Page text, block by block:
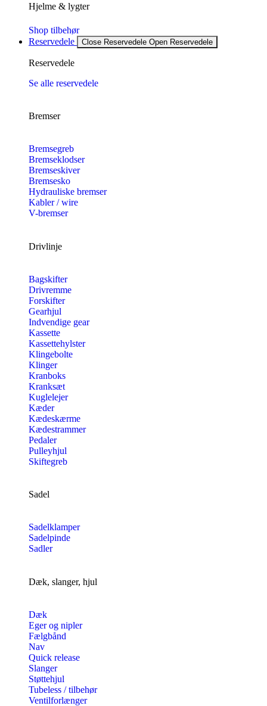
Hjelme & lygter
Shop tilbehør
Reservedele
Close Reservedele Open Reservedele
Reservedele
Se alle reservedele
Bremser
Bremsegreb
Bremseklodser
Bremseskiver
Bremsesko
Hydrauliske bremser
Kabler / wire
V-bremser
Drivlinje
Bagskifter
Drivremme
Forskifter
Gearhjul
Indvendige gear
Kassette
Kassettehylster
Klingebolte
Klinger
Kranboks
Kranksæt
Kuglelejer
Kæder
Kædeskærme
Kædestrammer
Pedaler
Pulleyhjul
Skiftegreb
Sadel
Sadelklamper
Sadelpinde
Sadler
Dæk, slanger, hjul
Dæk
Eger og nipler
Fælgbånd
Nav
Quick release
Slanger
Støttehjul
Tubeless / tilbehør
Ventilforlænger